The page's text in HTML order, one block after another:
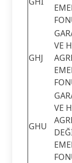
GHJ
VE
GHU
VE